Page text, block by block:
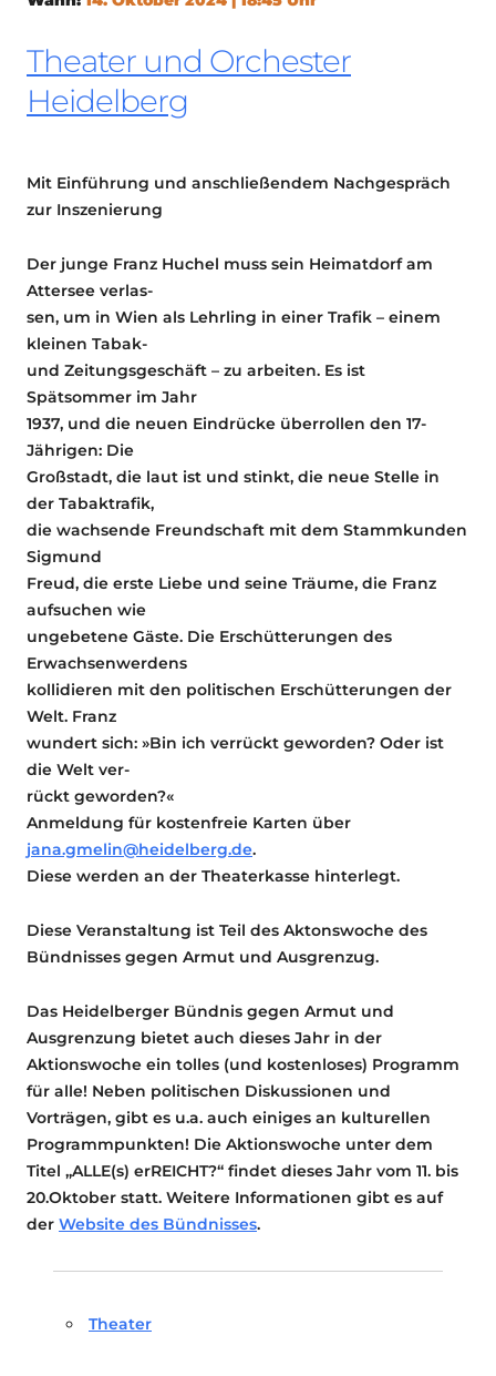
Theater und Orchester
Heidelberg
Mit Einführung und anschließendem Nachgespräch
zur Inszenierung
Der junge Franz Huchel muss sein Heimatdorf am
Attersee verlas-
sen, um in Wien als Lehrling in einer Trafik – einem
kleinen Tabak-
und Zeitungsgeschäft – zu arbeiten. Es ist
Spätsommer im Jahr
1937, und die neuen Eindrücke überrollen den 17-
Jährigen: Die
Großstadt, die laut ist und stinkt, die neue Stelle in
der Tabaktrafik,
die wachsende Freundschaft mit dem Stammkunden
Sigmund
Freud, die erste Liebe und seine Träume, die Franz
aufsuchen wie
ungebetene Gäste. Die Erschütterungen des
Erwachsenwerdens
kollidieren mit den politischen Erschütterungen der
Welt. Franz
wundert sich: »Bin ich verrückt geworden? Oder ist
die Welt ver-
rückt geworden?«
Anmeldung für kostenfreie Karten über
jana.gmelin@heidelberg.de.
Diese werden an der Theaterkasse hinterlegt.
Diese Veranstaltung ist Teil des Aktonswoche des
Bündnisses gegen Armut und Ausgrenzug.
Das Heidelberger Bündnis gegen Armut und
Ausgrenzung bietet auch dieses Jahr in der
Aktionswoche ein tolles (und kostenloses) Programm
für alle! Neben politischen Diskussionen und
Vorträgen, gibt es u.a. auch einiges an kulturellen
Programmpunkten! Die Aktionswoche unter dem
Titel „ALLE(s) erREICHT?“ findet dieses Jahr vom 11. bis
20.Oktober statt. Weitere Informationen gibt es auf
der Website des Bündnisses.
Theater